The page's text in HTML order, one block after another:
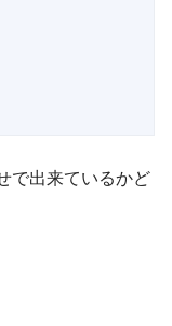
で出来ているかど